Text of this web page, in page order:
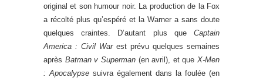
original et son humour noir. La production de la Fox
a récolté plus qu’espéré et la Warner a sans doute
quelques craintes. D’autant plus que Captain
America : Civil Warest prévu quelques semaines
après Batman v Superman(en avril), et que X-Men
: Apocalypse suivra également dans la foulée (en